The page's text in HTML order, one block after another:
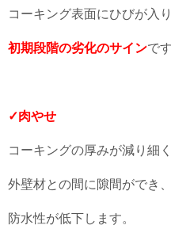
コーキング表面にひびが入り
初期段階の劣化のサインです
✓肉やせ
コーキングの厚みが減り細
外壁材との間に隙間ができ、
防水性が低下します。